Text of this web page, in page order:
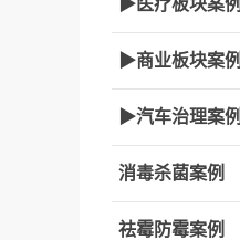
▶医疗板块案例
▶商业板块案例
▶汽车治理案例
消毒杀菌案例
祛霉防霉案例